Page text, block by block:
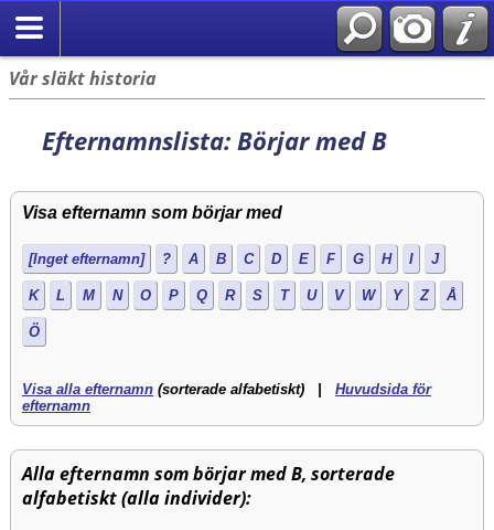
Vår släkt historia
Efternamnslista: Börjar med B
Visa efternamn som börjar med
[Inget efternamn] ? A B C D E F G H I J
K L M N O P Q R S T U V W Y Z Å
Ö
Visa alla efternamn (sorterade alfabetiskt) | Huvudsida för
efternamn
Alla efternamn som börjar med B, sorterade
alfabetiskt (alla individer):